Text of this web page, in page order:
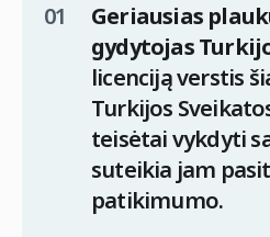
Geriausias
gydytojas
licenciją verstis
Turkijos
teisėtai vykdyti
suteikia jam
patikimumo.